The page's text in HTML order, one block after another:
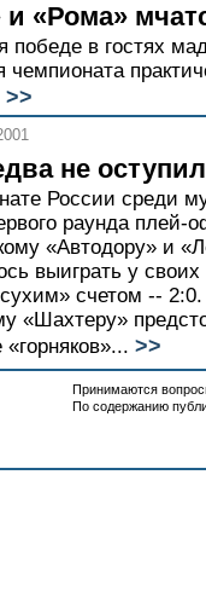
и «Рома»
победе в гостях
чемпионата
>>
не
России среди
раунда
«Автодору» и
выиграть у
счетом --
«Шахтеру»
>>
Принимаются
По содержанию